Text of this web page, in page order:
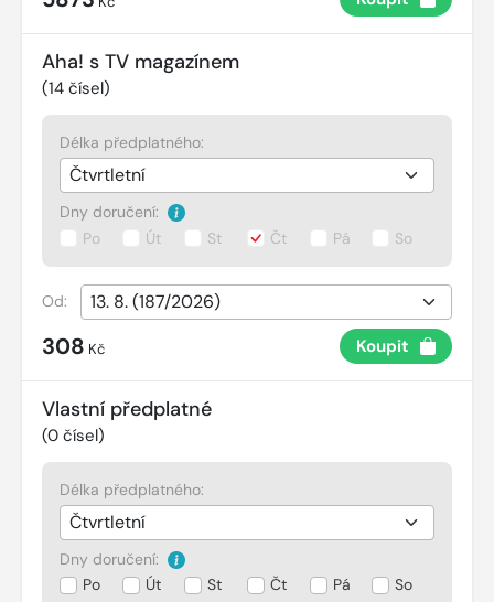
Aha! s TV magazínem
(14 čísel)
Délka předplatného:
Dny doručení:
Po
Út St Čt Pá So
Od:
308 Kč Koupit
Vlastní předplatné
(0 čísel)
Délka předplatného:
Dny doručení:
Po
Út St Čt Pá So